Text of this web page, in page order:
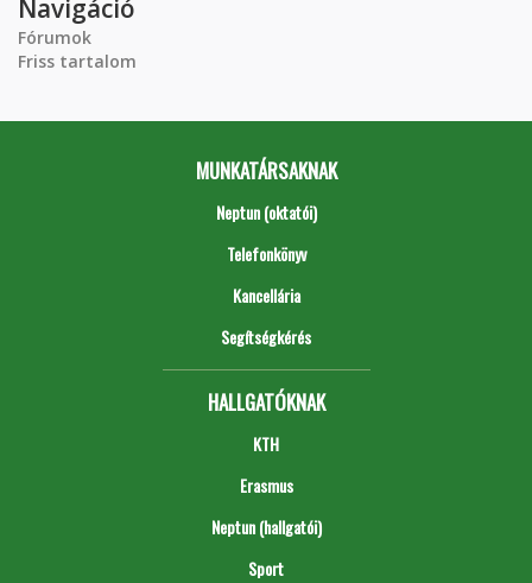
Navigáció
Fórumok
Friss tartalom
MUNKATÁRSAKNAK
Neptun (oktatói)
Telefonkönyv
Kancellária
Segítségkérés
HALLGATÓKNAK
KTH
Erasmus
Neptun (hallgatói)
Sport